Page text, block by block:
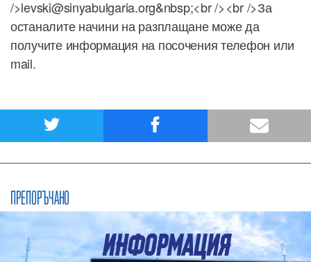
/>levski@sinyabulgaria.org&nbsp;<br /><br />За
останалите начини на разплащане може да
получите информация на посочения телефон или
mail.
ПРЕПОРЪЧАНО